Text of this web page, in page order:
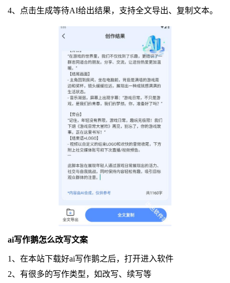
4、点击生成等待AI给出结果，支持全文导出、复制文本。
ai写作鹅怎么改写文案
1、在本站下载好ai写作鹅之后，打开进入软件
2、有很多的写作类型，如改写、续写等